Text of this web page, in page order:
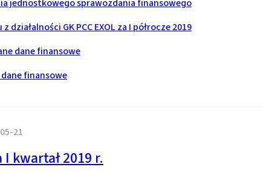
jednostkowego sprawozdania finansowego
działalności GK PCC EXOL za I półrocze 2019
dane finansowe
finansowe
21
kwartał 2019 r.